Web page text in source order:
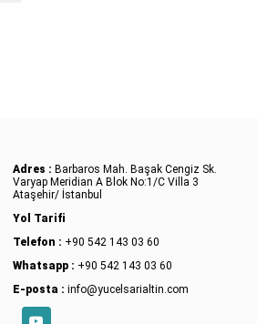
Adres : Barbaros Mah. Başak Cengiz Sk.
Varyap Meridian A Blok No:1/C Villa 3
Ataşehir/ İstanbul
Yol Tarifi
Telefon : +90 542 143 03 60
Whatsapp : +90 542 143 03 60
E-posta : info@yucelsarialtin.com